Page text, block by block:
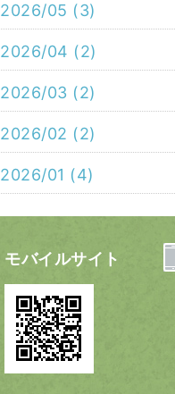
2026/05 (3)
2026/04 (2)
2026/03 (2)
2026/02 (2)
2026/01 (4)
モバイルサイト